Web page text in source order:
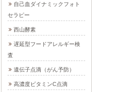
自己血ダイナミックフォト
セラピー
西山酵素
遅延型フードアレルギー検
査
遺伝子点滴（がん予防）
高濃度ビタミンC点滴